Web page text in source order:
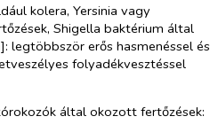
kolera, Yersinia vagy
Shigella baktérium által
legtöbbször erős hasmenéssel és
folyadékvesztéssel
által okozott fertőzések: